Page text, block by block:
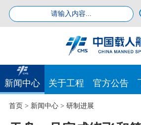
新闻中心 关于工程 官方公告
首页> 新闻中心> 研制进展